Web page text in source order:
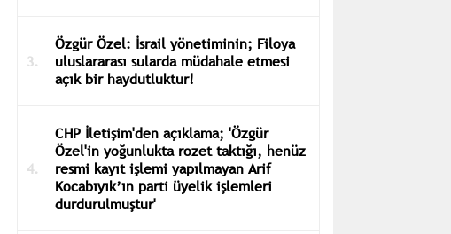
Özgür Özel: İsrail yönetiminin; Filoya
uluslararası sularda müdahale etmesi
açık bir haydutluktur!
CHP İletişim'den açıklama; 'Özgür
Özel'in yoğunlukta rozet taktığı, henüz
resmi kayıt işlemi yapılmayan Arif
Kocabıyık’ın parti üyelik işlemleri
durdurulmuştur'